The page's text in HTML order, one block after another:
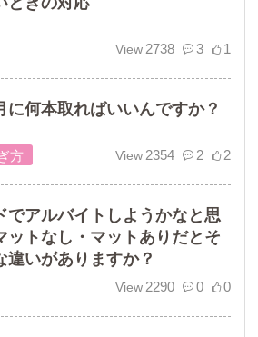
2738 3 1
に何本取ればいいんですか？
方 2354 2 2
でアルバイトしようかなと思
ットなし・マットありだとそ
違いがありますか？
2290 0 0